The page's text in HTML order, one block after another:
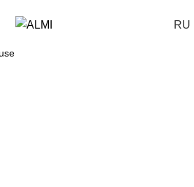
RU